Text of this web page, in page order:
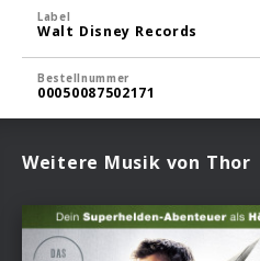
Label
Walt Disney Records
Bestellnummer
00050087502171
Weitere Musik von Thor